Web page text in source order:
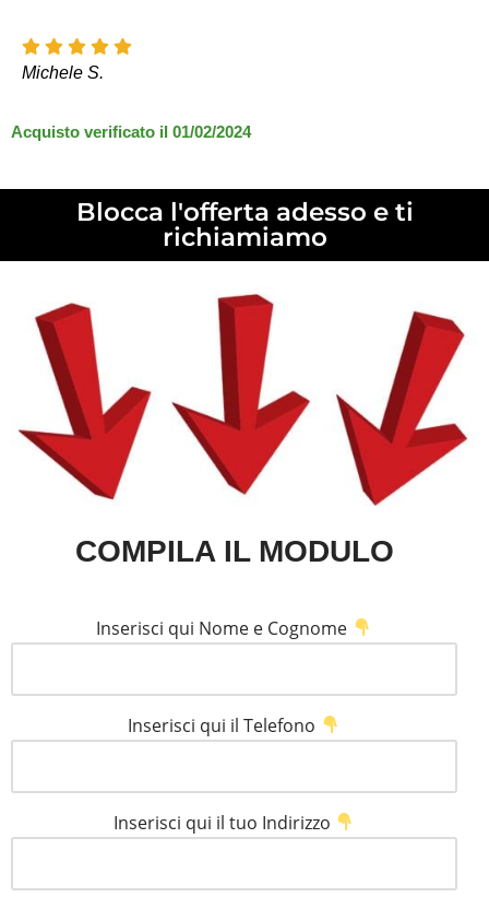
Michele S.
Acquisto verificato il 01/02/2024
Blocca l'offerta adesso e ti
richiamiamo
COMPILA IL MODULO
Inserisci qui Nome e Cognome
Inserisci qui il Telefono
Inserisci qui il tuo Indirizzo